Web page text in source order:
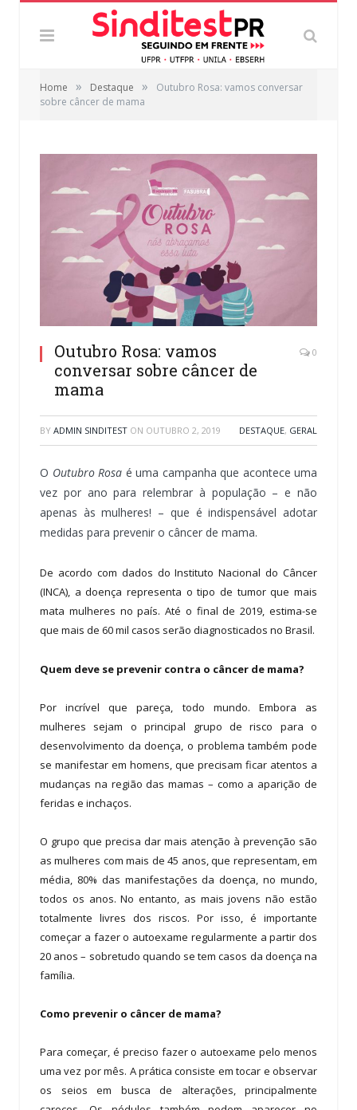
Home » Destaque »
Outubro Rosa: vamos conversar
sobre câncer de mama
Outubro Rosa: vamos
conversar sobre câncer de
mama
0
BY ADMIN SINDITEST ON OUTUBRO 2, 2019 DESTAQUE, GERAL
O Outubro Rosa é uma campanha que acontece uma
vez por ano para relembrar à população – e não
apenas às mulheres! – que é indispensável adotar
medidas para prevenir o câncer de mama.
De acordo com dados do Instituto Nacional do Câncer
(INCA), a doença representa o tipo de tumor que mais
mata mulheres no país. Até o final de 2019, estima-se
que mais de 60 mil casos serão diagnosticados no Brasil.
Quem deve se prevenir contra o câncer de mama?
Por incrível que pareça, todo mundo. Embora as
mulheres sejam o principal grupo de risco para o
desenvolvimento da doença, o problema também pode
se manifestar em homens, que precisam ficar atentos a
mudanças na região das mamas – como a aparição de
feridas e inchaços.
O grupo que precisa dar mais atenção à prevenção são
as mulheres com mais de 45 anos, que representam, em
média, 80% das manifestações da doença, no mundo,
todos os anos. No entanto, as mais jovens não estão
totalmente livres dos riscos. Por isso, é importante
começar a fazer o autoexame regularmente a partir dos
20 anos – sobretudo quando se tem casos da doença na
família.
Como prevenir o câncer de mama?
Para começar, é preciso fazer o autoexame pelo menos
uma vez por mês. A prática consiste em tocar e observar
os seios em busca de alterações, principalmente